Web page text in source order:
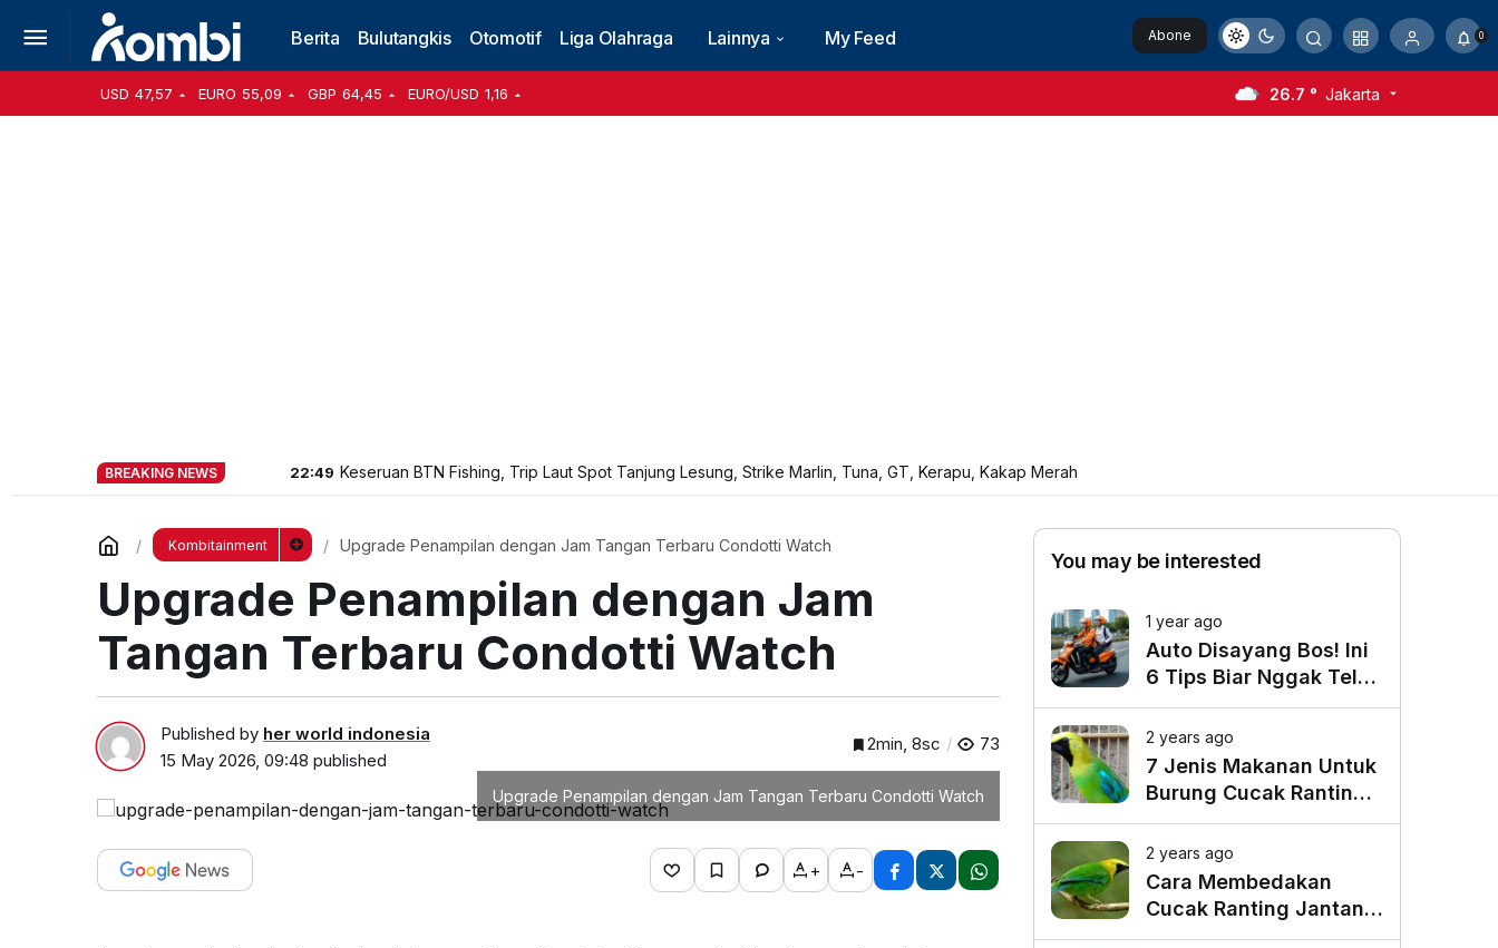
Berita Bulutangkis Otomotif Liga Olahraga Lainnya My Feed Abone
Ol
0
USD 47,57 EURO 55,09 GBP 64,45 EURO/USD 1,16 26.7 ° Jakarta
BREAKING NEWS 22:49 Keseruan BTN Fishing, Trip Laut Spot Tanjung Lesung, Strike Marlin, Tuna, GT, Kerapu, Kakap Merah
Kombitainment Upgrade Penampilan dengan Jam Tangan Terbaru Condotti Watch
Upgrade Penampilan dengan Jam
Tangan Terbaru Condotti Watch
Published by her world indonesia
15 May 2026, 09:48 published
2min, 8sc 73
Upgrade Penampilan dengan Jam Tangan Terbaru Condotti Watch
+ -
You may be interested
1 year ago
Auto Disayang Bos! Ini
6 Tips Biar Nggak Telat
Datang ke Kantor
2 years ago
7 Jenis Makanan Untuk
Burung Cucak Ranting
Agar Gacor
2 years ago
Cara Membedakan
Cucak Ranting Jantan
Dan Betina